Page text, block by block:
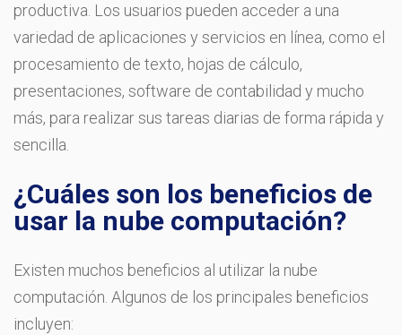
productiva. Los usuarios pueden acceder a una
variedad de aplicaciones y servicios en línea, como el
procesamiento de texto, hojas de cálculo,
presentaciones, software de contabilidad y mucho
más, para realizar sus tareas diarias de forma rápida y
sencilla.
¿Cuáles son los beneficios de
usar la nube computación?
Existen muchos beneficios al utilizar la nube
computación. Algunos de los principales beneficios
incluyen: